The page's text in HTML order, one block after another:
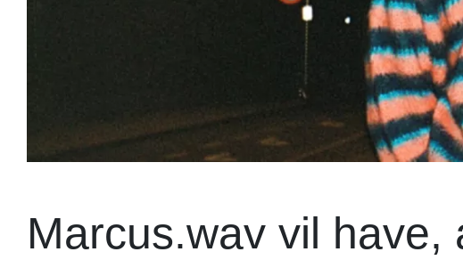
Marcus.wav vil have,